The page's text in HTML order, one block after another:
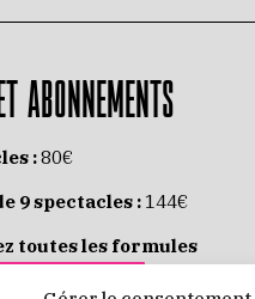
ABONNEMENTS
:80€
9 spectacles : 144€
toutes les formules
EN LIGNE